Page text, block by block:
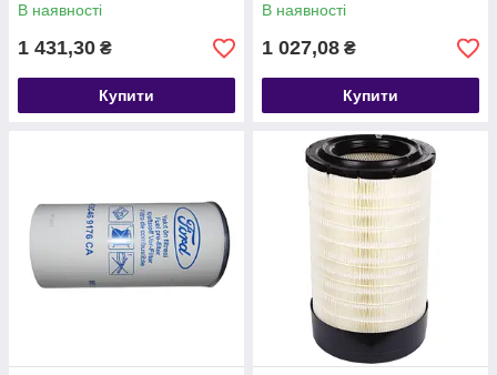
В наявності
1 431,30 ₴
Купити
В наявності
1 027,08 ₴
Купити